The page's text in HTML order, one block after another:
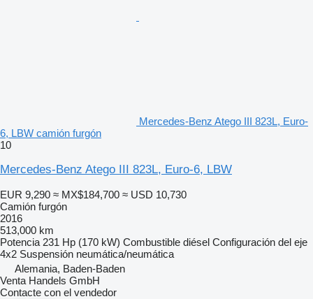
Mercedes-Benz Atego III 823L, Euro-
6, LBW camión furgón
10
Mercedes-Benz Atego III 823L, Euro-6, LBW
EUR 9,290 ≈ MX$184,700 ≈ USD 10,730
Camión furgón
2016
513,000 km
Potencia 231 Hp (170 kW) Combustible diésel Configuración del eje
4x2 Suspensión neumática/neumática
Alemania, Baden-Baden
Venta Handels GmbH
Contacte con el vendedor